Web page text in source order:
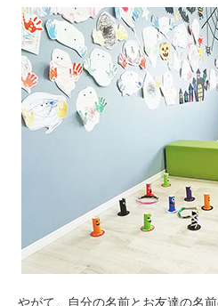
やがて、自分の名前とお友達の名